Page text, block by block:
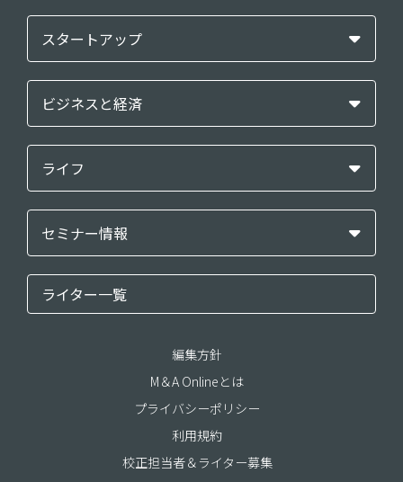
スタートアップ
ビジネスと経済
ライフ
セミナー情報
ライター一覧
編集方針
M＆A Onlineとは
プライバシーポリシー
利用規約
校正担当者＆ライター募集